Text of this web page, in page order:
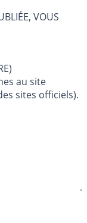
VOUS
au site
sites officiels).